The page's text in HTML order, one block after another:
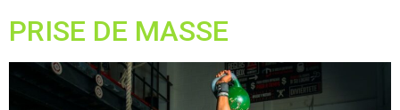
PRISE DE MASSE